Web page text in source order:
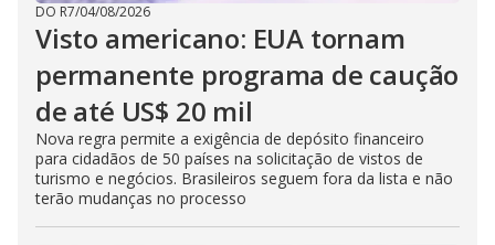
DO R7/04/08/2026
Visto americano: EUA tornam
permanente programa de caução
de até US$ 20 mil
Nova regra permite a exigência de depósito financeiro
para cidadãos de 50 países na solicitação de vistos de
turismo e negócios. Brasileiros seguem fora da lista e não
terão mudanças no processo